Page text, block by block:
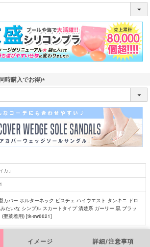
(
必
須
)
時購入でお得)
(
必
須
)
カ」
カバー ホルターネック ビスチェ ハイウエスト タンキニ ドロ
たいな シンプル スカートタイプ 清楚系 ガーリー 黒 ブラッ
(聖菜着用) [tk-sw6621]
イメージ 詳細/注意事項